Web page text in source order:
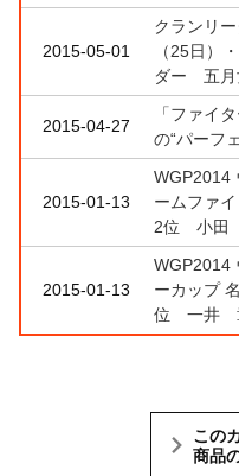
2015-05-01
クランリ
（25日）
ダー 五月
2015-04-27
「ファイ
の“パーフ
2015-01-13
WGP2014
ームファ
2位 小田
2015-01-13
WGP2014
ーカップ
位 一井
この
商品